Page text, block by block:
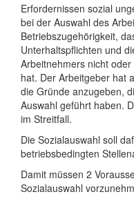
Erfordernissen sozial
bei der Auswahl des
Betriebszugehörigkeit,
Unterhaltspflichten und
Arbeitnehmers nicht
hat. Der Arbeitgeber hat
die Gründe anzugeben,
Auswahl geführt haben.
im Streitfall.
Die Sozialauswahl soll
betriebsbedingten
Damit müssen 2
Sozialauswahl